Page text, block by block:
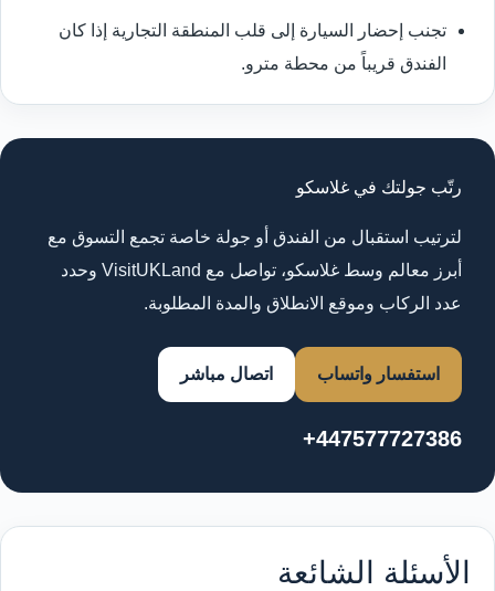
تجنب إحضار السيارة إلى قلب المنطقة التجارية إذا كان
الفندق قريباً من محطة مترو.
رتّب جولتك في غلاسكو
لترتيب استقبال من الفندق أو جولة خاصة تجمع التسوق مع
أبرز معالم وسط غلاسكو، تواصل مع VisitUKLand وحدد
عدد الركاب وموقع الانطلاق والمدة المطلوبة.
استفسار واتساب اتصال مباشر
+447577727386
الأسئلة الشائعة